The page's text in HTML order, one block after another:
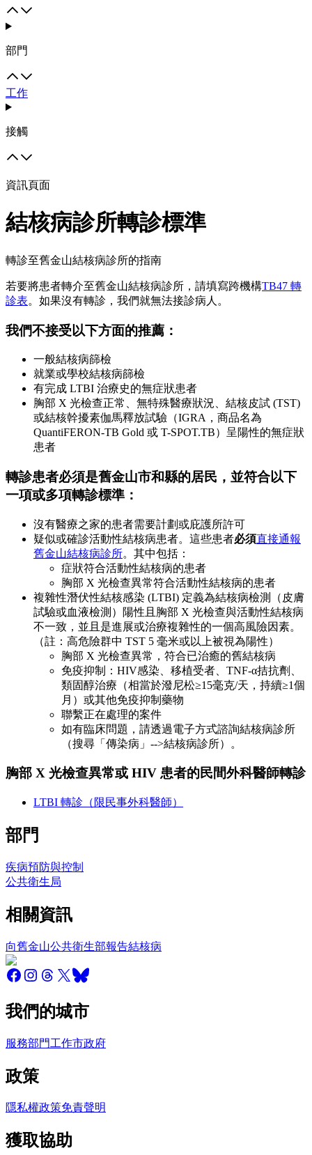
部門
工作
接觸
資訊頁面
結核病診所轉診標準
轉診至舊金山結核病診所的指南
若要將患者轉介至舊金山結核病診所，請填寫跨機構TB47 轉
診表。如果沒有轉診，我們就無法接診病人。
我們不接受以下方面的推薦：
一般結核病篩檢
就業或學校結核病篩檢
有完成 LTBI 治療史的無症狀患者
胸部 X 光檢查正常、無特殊醫療狀況、結核皮試 (TST)
或結核幹擾素伽馬釋放試驗（IGRA，商品名為
QuantiFERON-TB Gold 或 T-SPOT.TB）呈陽性的無症狀
患者
轉診患者必須是舊金山市和縣的居民 ，並符合以下
一項或多項轉診標準：
沒有醫療之家的患者需要計劃或庇護所許可
疑似或確診活動性結核病患者。這些患者必須直接通報
舊金山結核病診所。其中包括：
症狀符合活動性結核病的患者
胸部 X 光檢查異常符合活動性結核病的患者
複雜性潛伏性結核感染 (LTBI) 定義為結核病檢測（皮膚
試驗或血液檢測）陽性且胸部 X 光檢查與活動性結核病
不一致，並且是進展或治療複雜性的一個高風險因素。
（註：高危險群中 TST 5 毫米或以上被視為陽性）
胸部 X 光檢查異常，符合已治癒的舊結核病
免疫抑制：HIV感染、移植受者、TNF-α拮抗劑、
類固醇治療（相當於潑尼松≥15毫克/天，持續≥1個
月）或其他免疫抑制藥物
聯繫正在處理的案件
如有臨床問題，請透過電子方式諮詢結核病診所
（搜尋「傳染病」-->結核病診所）。
胸部 X 光檢查異常或 HIV 患者的民間外科醫師轉診
LTBI 轉診（限民事外科醫師）
部門
疾病預防與控制
公共衛生局
相關資訊
向舊金山公共衛生部報告結核病
我們的城市
服務部門工作市政府
政策
隱私權政策免責聲明
獲取協助